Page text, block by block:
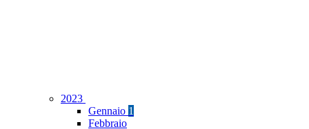
2023
Gennaio 1
Febbraio